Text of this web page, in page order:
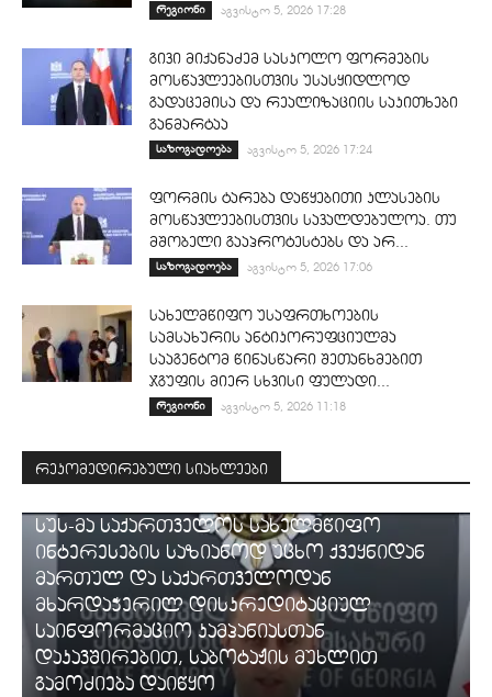
რეგიონი აგვისტო 5, 2026 17:28
გივი მიქანაძემ სასკოლო ფორმების
მოსწავლეებისთვის უსასყიდლოდ
გადაცემისა და რეალიზაციის საკითხები
განმარტაა
საზოგადოება აგვისტო 5, 2026 17:24
ფორმის ტარება დაწყებითი კლასების
მოსწავლეებისთვის სავალდებულოა. თუ
მშობელი გააპროტესტებს და არ...
საზოგადოება აგვისტო 5, 2026 17:06
სახელმწიფო უსაფრთხოების
სამსახურის ანტიკორუფციულმა
სააგენტომ წინასწარი შეთანხმებით
ჯგუფის მიერ სხვისი ფულადი...
რეგიონი აგვისტო 5, 2026 11:18
რეკომედირებული სიახლეები
სუს-მა საქართველოს სახელმწიფო
ინტერესების საზიანოდ უცხო ქვეყნიდან
მართულ და საქართველოდან
მხარდაჭერილ დისკრედიტაციულ
საინფორმაციო კამპანიასთან
დაკავშირებით, საბოტაჟის მუხლით
გამოძიება დაიწყო